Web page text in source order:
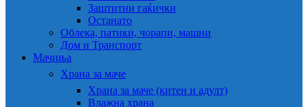
Заштитни гаќички
Останато
Облека, патики, чорапи, машни
Дом и Транспорт
Мачиња
Храна за маче
Храна за маче (китен и адулт)
Влажна храна